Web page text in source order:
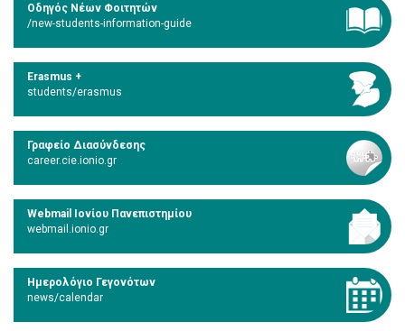
Οδηγός Νέων Φοιτητών
/new-students-information-guide
Erasmus +
students/erasmus
Γραφείο Διασύνδεσης
career.cie.ionio.gr
Webmail Ιονίου Πανεπιστημίου
webmail.ionio.gr
Ημερολόγιο Γεγονότων
news/calendar